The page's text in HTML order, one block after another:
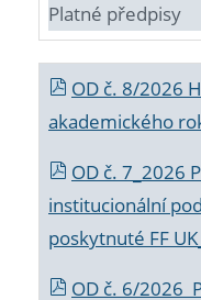
Platné předpisy
OD č. 8/2026
akademického
OD č. 7_2026
institucionální
poskytnuté FF
OD č. 6/2026